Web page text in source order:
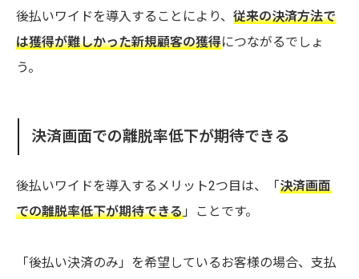
後払いワイドを導入することにより、 従来の決済方法で
は獲得が難しかった新規顧客の獲得につながるでしょ
う。
決済画面での離脱率低下が期待できる
後払いワイドを導入するメリット2つ目は、「決済画面
での離脱率低下が期待できる 」ことです。
「後払い決済のみ」を希望しているお客様の場合、支払